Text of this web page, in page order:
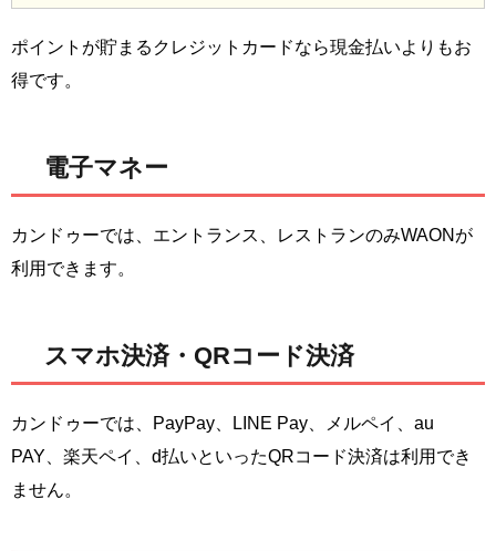
ポイントが貯まるクレジットカードなら現金払いよりもお
得です。
電子マネー
カンドゥーでは、エントランス、レストランのみWAONが
利用できます。
スマホ決済・QRコード決済
カンドゥーでは、PayPay、LINE Pay、メルペイ、au
PAY、楽天ペイ、d払いといったQRコード決済は利用でき
ません。